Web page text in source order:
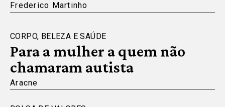
Frederico Martinho
CORPO, BELEZA E SAÚDE
Para a mulher a quem não
chamaram autista
Aracne